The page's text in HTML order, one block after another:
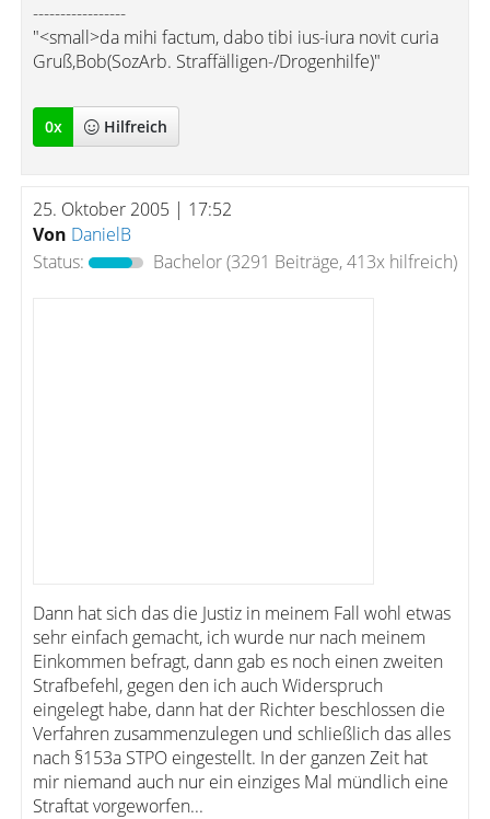
-----------------
"<small>da mihi factum, dabo tibi ius-iura novit curia
Gruß,Bob(SozArb. Straffälligen-/Drogenhilfe)"
0x Hilfreich
25. Oktober 2005 | 17:52
Von DanielB
Status:
Bachelor(3291 Beiträge, 413x hilfreich)
Dann hat sich das die Justiz in meinem Fall wohl etwas
sehr einfach gemacht, ich wurde nur nach meinem
Einkommen befragt, dann gab es noch einen zweiten
Strafbefehl, gegen den ich auch Widerspruch
eingelegt habe, dann hat der Richter beschlossen die
Verfahren zusammenzulegen und schließlich das alles
nach §153a STPO eingestellt. In der ganzen Zeit hat
mir niemand auch nur ein einziges Mal mündlich eine
Straftat vorgeworfen...